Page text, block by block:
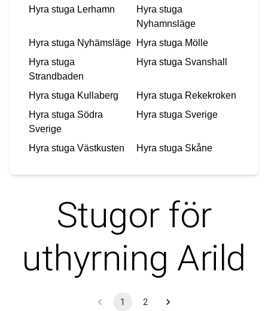
Hyra stuga Lerhamn
Hyra stuga
Nyhamnsläge
Hyra stuga Nyhämsläge Hyra stuga Mölle
Hyra stuga
Strandbaden
Hyra stuga Svanshall
Hyra stuga Kullaberg Hyra stuga Rekekroken
Hyra stuga Södra
Sverige
Hyra stuga Sverige
Hyra stuga Västkusten Hyra stuga Skåne
Stugor för
uthyrning Arild
1 2